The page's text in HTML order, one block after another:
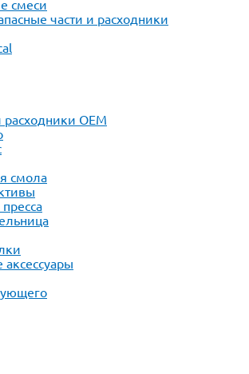
смеси
части и расходники
расходники ОЕМ
смола